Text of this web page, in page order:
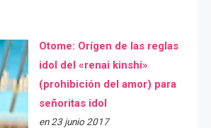
Otome: Orígen de las reglas
idol del «renai kinshi»
(prohibición del amor) para
señoritas idol
en 23 junio 2017